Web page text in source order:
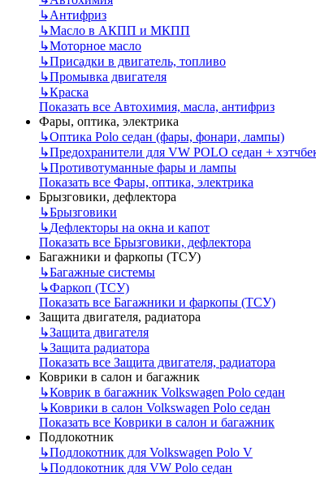
↳Антифриз
↳Масло в АКПП и МКПП
↳Моторное масло
↳Присадки в двигатель, топливо
↳Промывка двигателя
↳Краска
Показать все Автохимия, масла, антифриз
Фары, оптика, электрика
↳Оптика Polo седан (фары, фонари, лампы)
↳Предохранители для VW POLO седан +
↳Противотуманные фары и лампы
Показать все Фары, оптика, электрика
Брызговики, дефлектора
↳Брызговики
↳Дефлекторы на окна и капот
Показать все Брызговики, дефлектора
Багажники и фаркопы (ТСУ)
↳Багажные системы
↳Фаркоп (ТСУ)
Показать все Багажники и фаркопы (ТСУ)
Защита двигателя, радиатора
↳Защита двигателя
↳Защита радиатора
Показать все Защита двигателя, радиатора
Коврики в салон и багажник
↳Коврик в багажник Volkswagen Polo седан
↳Коврики в салон Volkswagen Polo седан
Показать все Коврики в салон и багажник
Подлокотник
↳Подлокотник для Volkswagen Polo V
↳Подлокотник для VW Polo седан